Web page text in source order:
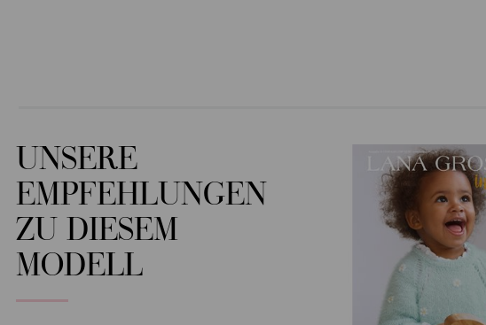
UNSERE
EMPFEHLUNGEN
ZU DIESEM
MODELL